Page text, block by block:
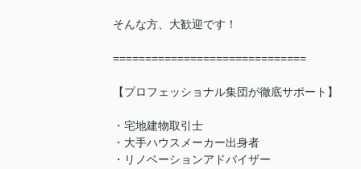
そんな方、大歓迎です！
==============================
【プロフェッショナル集団が徹底サポート】
・宅地建物取引士
・大手ハウスメーカー出身者
・リノベーションアドバイザー